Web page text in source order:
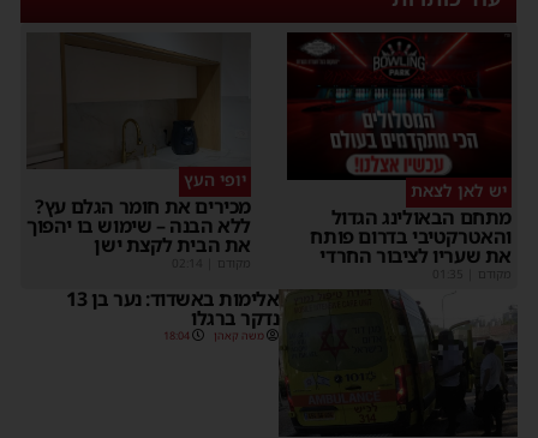
יש לאן לצאת
מתחם הבאולינג הגדול
והאטרקטיבי בדרום פותח
את שעריו לציבור החרדי
מקודם
יופי העץ
מכירים את חומר הגלם עץ?
ללא הבנה – שימוש בו יהפוך
את הבית לקצת ישן
מקודם
אלימות באשדוד: נער בן 13
נדקר ברגלו
משה קאהן 18:04